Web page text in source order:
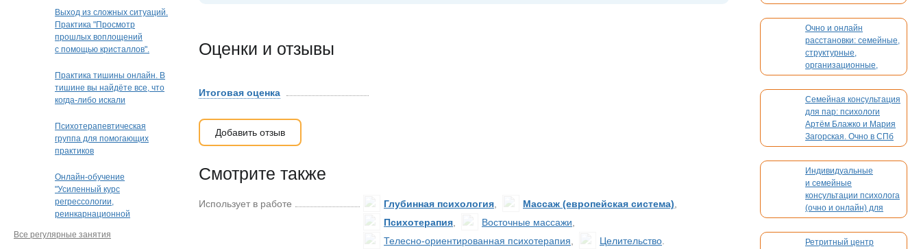
Очно и онлайн
расстановки: семейные,
структурные,
организационные,
духовные, кармические
Семейная консультация
для пар: психологи
Артём Блажко и Мария
Загорская. Очно в СПб
и онлайн
Индивидуальные
и семейные
консультации психолога
(очно и онлайн) для
взрослых и детей
Ретритный центр
Оценки и отзывы
Итоговая оценка
Добавить отзыв
Смотрите также
Использует в работе Глубинная психология, Массаж (европейская система),
Психотерапия, Восточные массажи,
Телесно-ориентированная психотерапия, Целительство.
Выход из сложных ситуаций.
Практика "Просмотр
прошлых воплощений
с помощью кристаллов".
(очно или дистанционно)
(Краснодар)
Практика тишины онлайн. В
тишине вы найдёте все, что
когда-либо искали
Психотерапевтическая
группа для помогающих
практиков
Онлайн-обучение
"Усиленный курс
регрессологии,
реинкарнационной
Все регулярные занятия